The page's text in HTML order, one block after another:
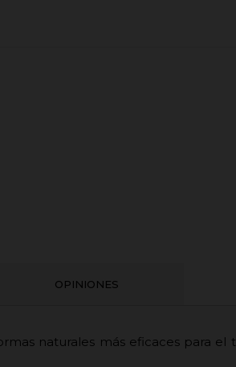
OPINIONES
naturales más eficaces para el t